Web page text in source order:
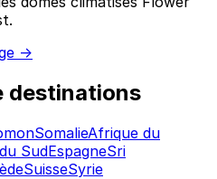
→
destinations
SomalieAfrique du
SudEspagneSri
SuisseSyrie